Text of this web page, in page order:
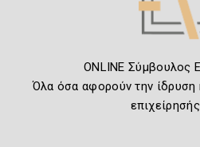
ONLINE Σύμβουλος
Όλα όσα αφορούν την ίδρυση